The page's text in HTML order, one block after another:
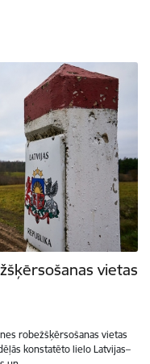
vietas
robežšķērsošanas vietas
konstatēto lielo Latvijas–